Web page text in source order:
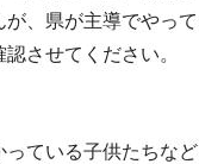
、県が主導でやっ
させてください。
ている子供たちな